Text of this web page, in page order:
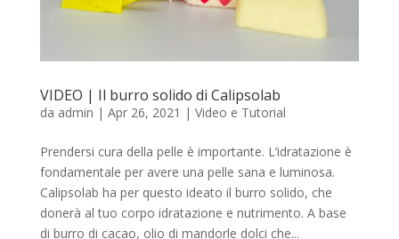
VIDEO | Il burro solido di Calipsolab
da admin | Apr 26, 2021 | Video e Tutorial
Prendersi cura della pelle è importante. L’idratazione è
fondamentale per avere una pelle sana e luminosa.
Calipsolab ha per questo ideato il burro solido, che
donerà al tuo corpo idratazione e nutrimento. A base
di burro di cacao, olio di mandorle dolci che...